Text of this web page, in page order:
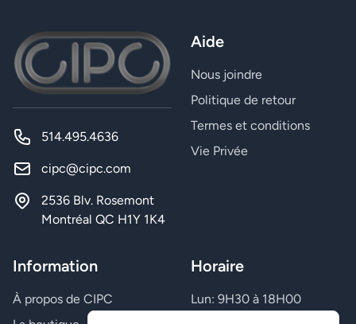
514.495.4636
cipc@cipc.com
2536 Blv. Rosemont
Montréal QC H1Y 1K4
Aide
Nous joindre
Politique de retour
Termes et conditions
Vie Privée
Information
À propos de CIPC
Horaire
Lun: 9H30 à 18H00